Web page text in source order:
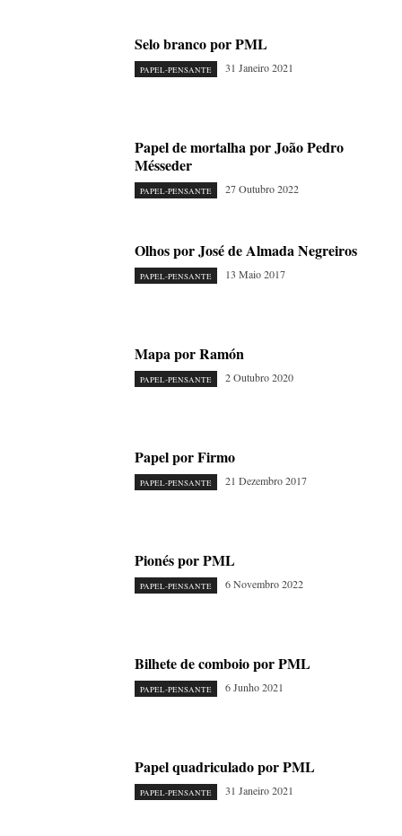
Selo branco por PML
PAPEL-PENSANTE 31 Janeiro 2021
Papel de mortalha por João Pedro
Mésseder
PAPEL-PENSANTE 27 Outubro 2022
Olhos por José de Almada Negreiros
PAPEL-PENSANTE 13 Maio 2017
Mapa por Ramón
PAPEL-PENSANTE 2 Outubro 2020
Papel por Firmo
PAPEL-PENSANTE 21 Dezembro 2017
Pionés por PML
PAPEL-PENSANTE 6 Novembro 2022
Bilhete de comboio por PML
PAPEL-PENSANTE 6 Junho 2021
Papel quadriculado por PML
PAPEL-PENSANTE 31 Janeiro 2021